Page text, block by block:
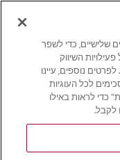
שלישיים, כדי לשפר
השיווק
נוספים, עיינו
לכל העוגיות
כדי לראות באילו
לקבל.